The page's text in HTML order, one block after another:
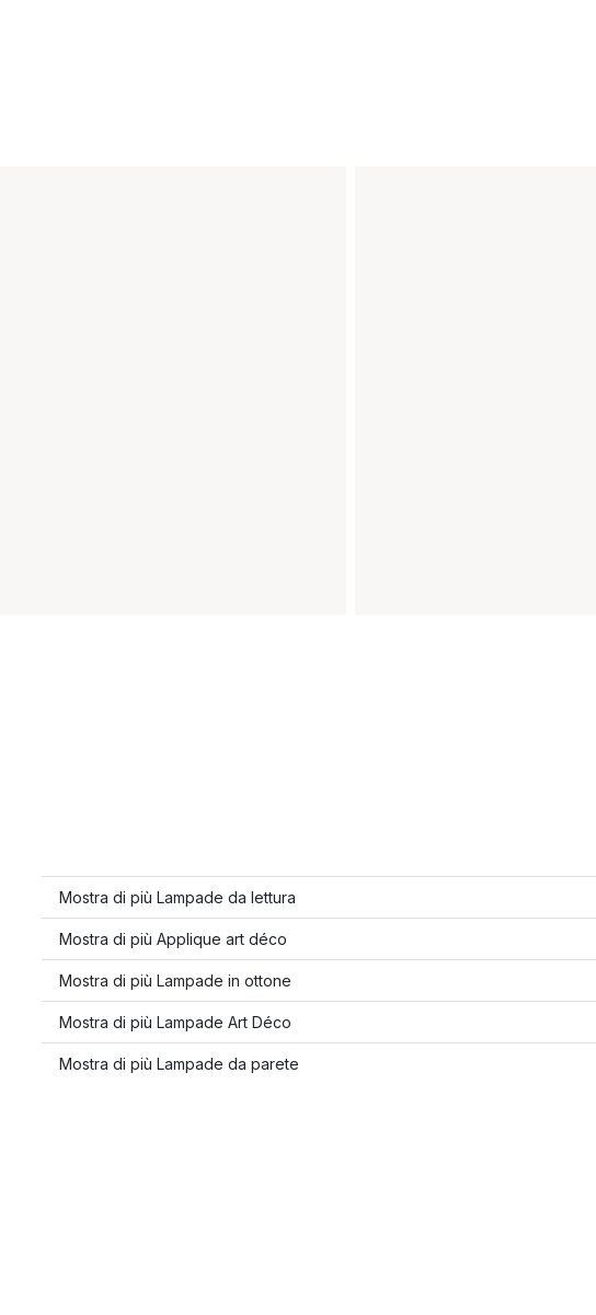
Mostra di più Lampade da lettura
Mostra di più Applique art déco
Mostra di più Lampade in ottone
Mostra di più Lampade Art Déco
Mostra di più Lampade da parete